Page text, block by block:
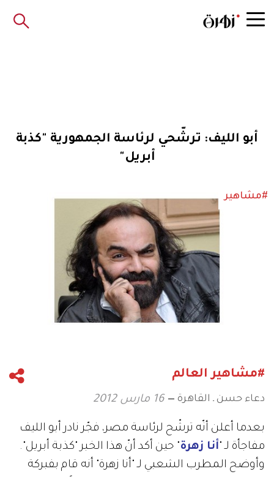
أبو الليف: ترشّحي لرئاسة الجمهورية "كذبة
أبريل"
#مشاهير
#مشاهير العالم
دعاء حسن ـ القاهرة 16 مارس 2012
بعدما أعلن أنّه ترشّح لرئاسة مصر، فجّر نادر أبو الليف
مفاجأة لـ "أنا زهرة" حين أكد أنّ هذا الخبر "كذبة أبريل".
وأوضح المطرب الشعبي لـ "أنا زهرة" أنه قام بفبركة